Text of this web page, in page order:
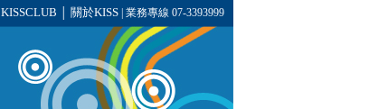
KISSCLUB 關於KISS| 業務專線 07-3393999